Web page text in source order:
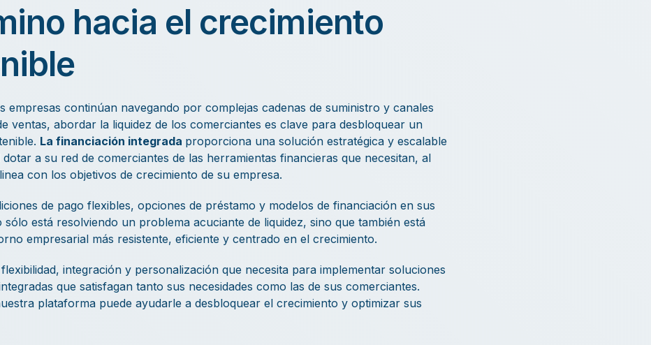
hacia el crecimiento
empresas continúan navegando por complejas cadenas de suministro y canales
ventas, abordar la liquidez de los comerciantes es clave para desbloquear un
La financiación integrada proporciona una solución estratégica y escalable
a su red de comerciantes de las herramientas financieras que necesitan, al
con los objetivos de crecimiento de su empresa.
de pago flexibles, opciones de préstamo y modelos de financiación en sus
está resolviendo un problema acuciante de liquidez, sino que también está
empresarial más resistente, eficiente y centrado en el crecimiento.
integración y personalización que necesita para implementar soluciones
que satisfagan tanto sus necesidades como las de sus comerciantes.
plataforma puede ayudarle a desbloquear el crecimiento y optimizar sus